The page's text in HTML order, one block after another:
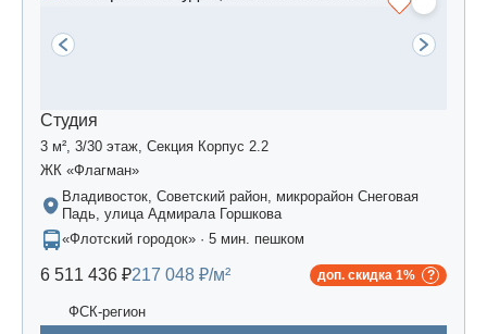
Студия
3 м², 3/30 этаж, Секция Корпус 2.2
ЖК «Флагман»
Владивосток, Советский район, микрорайон Снеговая
Падь, улица Адмирала Горшкова
«Флотский городок» · 5 мин. пешком
6 511 436 ₽217 048 ₽/м² доп. скидка 1%
ФСК-регион